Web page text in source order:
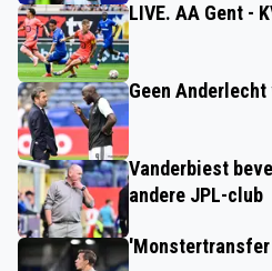
LIVE. AA Gent -
Geen
Vanderbiest
andere JPL-club
'Monstertransfer